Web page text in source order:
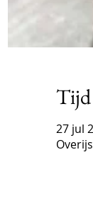
Tijd
27 jul